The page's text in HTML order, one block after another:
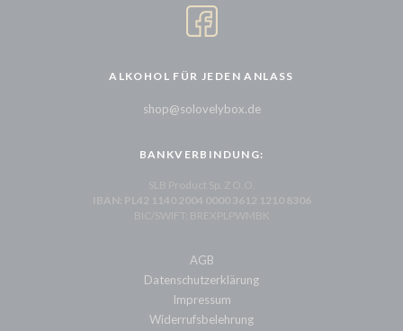
ALKOHOL FÜR JEDEN ANLASS
shop@solovelybox.de
BANKVERBINDUNG:
SLB Product Sp. Z O.O.
IBAN: PL42 1140 2004 0000 3612 1210 8306
BIC/SWIFT: BREXPLPWMBK
AGB
Datenschutzerklärung
Impressum
Widerrufsbelehrung